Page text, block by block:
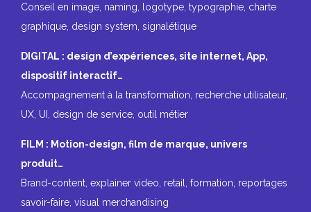
Conseil en image, naming, logotype, typographie, charte
graphique, design system, signalétique
DIGITAL : design d’expériences, site internet, App,
dispositif interactif…
Accompagnement à la transformation, recherche utilisateur,
UX, UI, design de service, outil métier
FILM : Motion-design, film de marque, univers
produit…
Brand-content, explainer video, retail, formation, reportages
savoir-faire, visual merchandising